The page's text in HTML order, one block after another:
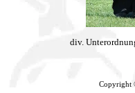
div.
Copyright